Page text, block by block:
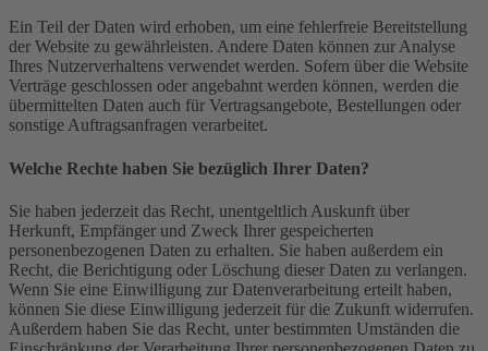
Ein Teil der Daten wird erhoben, um eine fehlerfreie Bereitstellung
der Website zu gewährleisten. Andere Daten können zur Analyse
Ihres Nutzerverhaltens verwendet werden. Sofern über die Website
Verträge geschlossen oder angebahnt werden können, werden die
übermittelten Daten auch für Vertragsangebote, Bestellungen oder
sonstige Auftragsanfragen verarbeitet.
Welche Rechte haben Sie bezüglich Ihrer Daten?
Sie haben jederzeit das Recht, unentgeltlich Auskunft über
Herkunft, Empfänger und Zweck Ihrer gespeicherten
personenbezogenen Daten zu erhalten. Sie haben außerdem ein
Recht, die Berichtigung oder Löschung dieser Daten zu verlangen.
Wenn Sie eine Einwilligung zur Datenverarbeitung erteilt haben,
können Sie diese Einwilligung jederzeit für die Zukunft widerrufen.
Außerdem haben Sie das Recht, unter bestimmten Umständen die